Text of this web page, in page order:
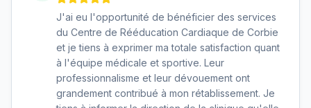
J'ai eu l'opportunité de bénéficier des services
du Centre de Rééducation Cardiaque de Corbie
et je tiens à exprimer ma totale satisfaction quant
à l'équipe médicale et sportive. Leur
professionnalisme et leur dévouement ont
grandement contribué à mon rétablissement. Je